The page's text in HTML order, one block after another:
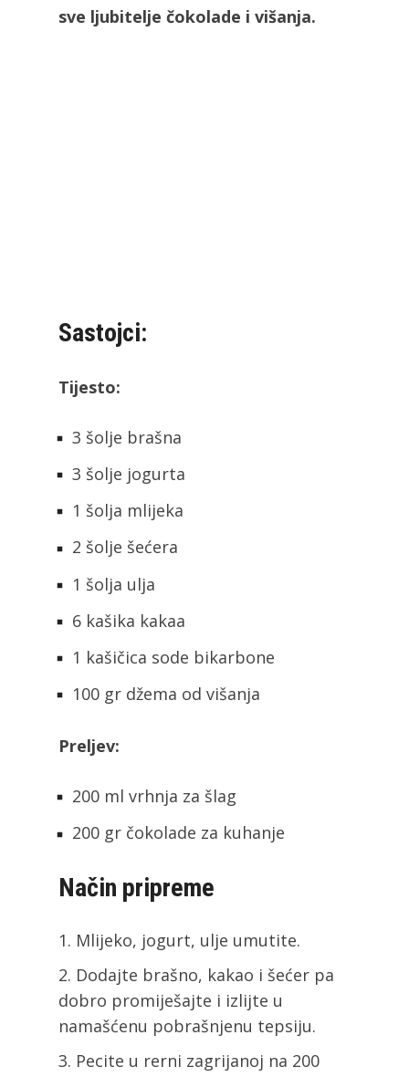
sve ljubitelje čokolade i višanja.
Sastojci:
Tijesto:
3 šolje brašna
3 šolje jogurta
1 šolja mlijeka
2 šolje šećera
1 šolja ulja
6 kašika kakaa
1 kašičica sode bikarbone
100 gr džema od višanja
Preljev:
200 ml vrhnja za šlag
200 gr čokolade za kuhanje
Način pripreme
Mlijeko, jogurt, ulje umutite.
Dodajte brašno, kakao i šećer pa
dobro promiješajte i izlijte u
namašćenu pobrašnjenu tepsiju.
Pecite u rerni zagrijanoj na 200